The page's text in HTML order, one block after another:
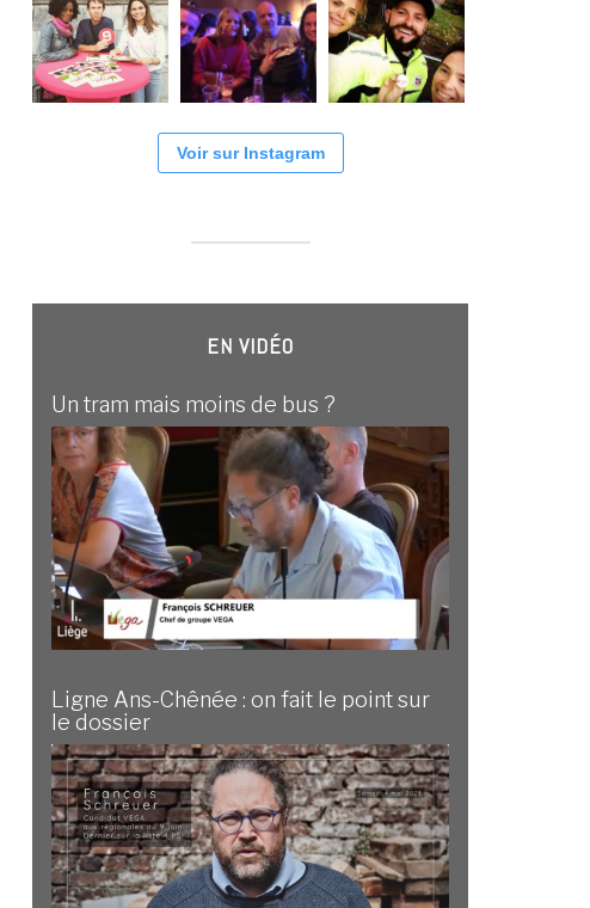
Voir sur Instagram
EN VIDÉO
Un tram mais moins de bus ?
Ligne Ans-Chênée : on fait le point sur
le dossier